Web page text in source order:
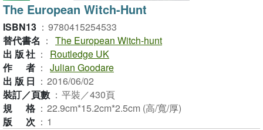
The European Witch-Hunt
ISBN13 ： 9780415254533
替代書名 ： The European Witch-hunt
出版社 ：
Routledge UK
作者 ： Julian Goodare
出版日 ： 2016/06/02
裝訂／頁數 ： 平裝／430頁
規格 ： 22.9cm*15.2cm*2.5cm (高/寬/厚)
版次 ： 1